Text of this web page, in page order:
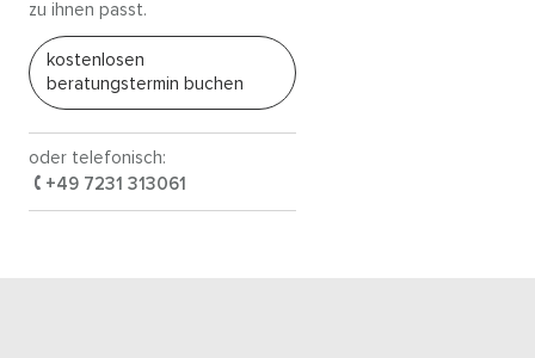
zu ihnen passt.
kostenlosen
beratungstermin buchen
oder telefonisch:
+49 7231 313061